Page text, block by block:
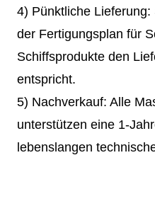
4) Pünktliche
der Fertigungsplan für
Schiffsprodukte den
entspricht.
5) Nachverkauf: Alle
unterstützen eine 1-
lebenslangen